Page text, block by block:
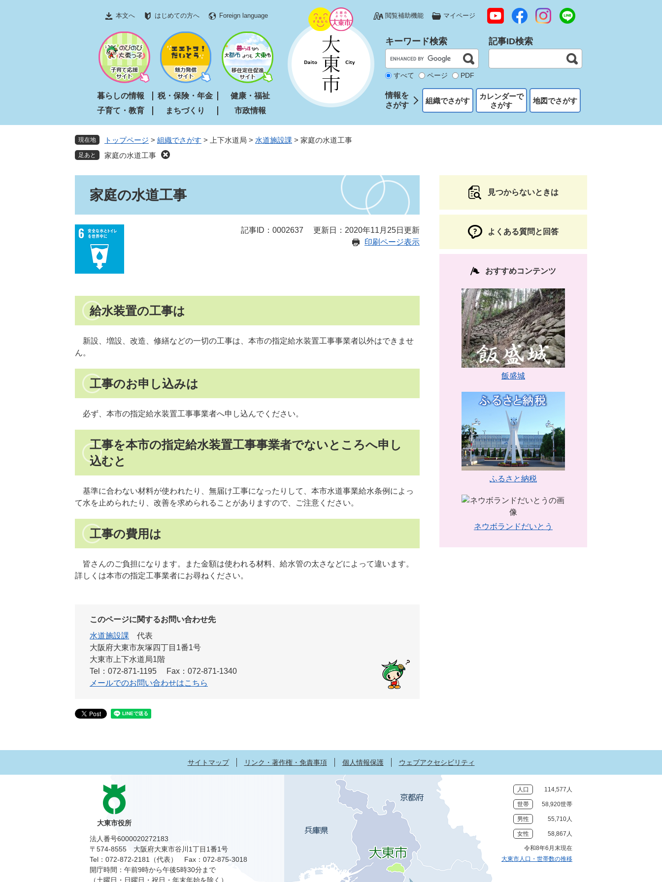
文
本文へ はじめての方へ Foreign language 閲覧補助機能 マイページ
暮らしの情報 税・保険・年金
健康・福祉
子育て・教育
まちづくり 市政情報
キーワード検索
すべて ページ PDF
記事ID検索
情報を
さがす
組織でさがす
カレンダーで
さがす
地図でさがす
現在地 トップページ > 組織でさがす > 上下水道局 > 水道施設課 > 家庭の水道工事
家庭の水道工事
家庭の水道工事
記事ID：0002637
更新日：2020年11月25日更新
印刷ページ表示
給水装置の工事は
新設、増設、改造、修繕などの一切の工事は、本市の指定給水装置工事事業者以外はできませ
ん。
工事のお申し込みは
必ず、本市の指定給水装置工事事業者へ申し込んでください。
工事を本市の指定給水装置工事事業者でないところへ申し
込むと
基準に合わない材料が使われたり、無届け工事になったりして、本市水道事業給水条例によっ
て水を止められたり、改善を求められることがありますので、ご注意ください。
工事の費用は
皆さんのご負担になります。また金額は使われる材料、給水管の太さなどによって違います。
詳しくは本市の指定工事業者にお尋ねください。
このページに関するお問い合わせ先
水道施設課
代表
大阪府大東市灰塚四丁目1番1号
大東市上下水道局1階
Tel：072-871-1195
Fax：072-871-1340
メールでのお問い合わせはこちら
見つからないときは
よくある質問と回答
おすすめコンテンツ
飯盛城
ふるさと納税
ネウボランドだいとう
サイトマップ リンク・著作権・免責事項 個人情報保護 ウェブアクセシビリティ
人口 114,577人
世帯 58,920世帯
男性 55,710人
女性 58,867人
令和8年6月末現在
大東市人口・世帯数の推移
大東市役所
法人番号6000020272183
〒574-8555 大阪府大東市谷川1丁目1番1号
Tel：072-872-2181（代表）
Fax：072-875-3018
開庁時間：午前9時から午後5時30分まで
（土曜日・日曜日・祝日・年末年始を除く）